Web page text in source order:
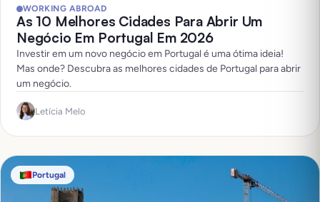
WORKING ABROAD
As 10 Melhores Cidades Para Abrir Um
Negócio Em Portugal Em 2026
Investir em um novo negócio em Portugal é uma ótima ideia!
Mas onde? Descubra as melhores cidades de Portugal para abrir
um negócio.
Letícia Melo
Portugal